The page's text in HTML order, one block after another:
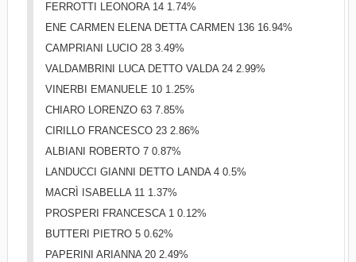
FERROTTI LEONORA 14 1.74%
ENE CARMEN ELENA DETTA CARMEN 136 16.94%
CAMPRIANI LUCIO 28 3.49%
VALDAMBRINI LUCA DETTO VALDA 24 2.99%
VINERBI EMANUELE 10 1.25%
CHIARO LORENZO 63 7.85%
CIRILLO FRANCESCO 23 2.86%
ALBIANI ROBERTO 7 0.87%
LANDUCCI GIANNI DETTO LANDA 4 0.5%
MACRÌ ISABELLA 11 1.37%
PROSPERI FRANCESCA 1 0.12%
BUTTERI PIETRO 5 0.62%
PAPERINI ARIANNA 20 2.49%